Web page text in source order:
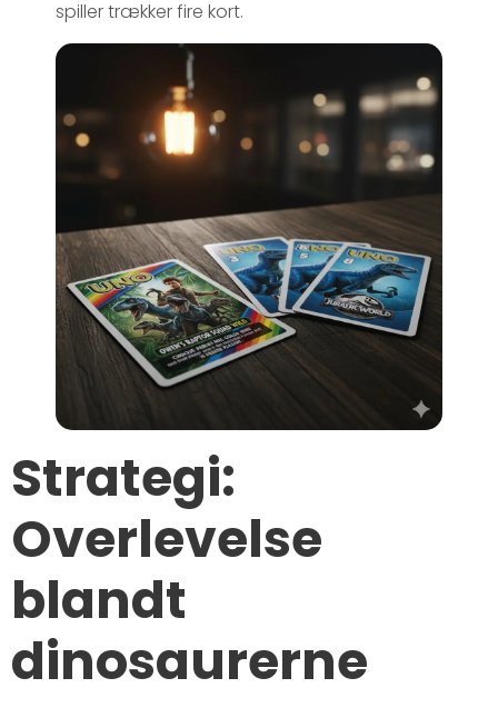
spiller trækker fire kort.
Strategi:
Overlevelse
blandt
dinosaurerne